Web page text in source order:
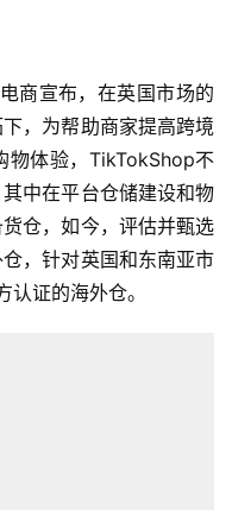
商宣布，在英国市场的
，为帮助商家提高跨境
物体验，TikTokShop不
中在平台仓储建设和物
仓，如今，评估并甄选
，针对英国和东南亚市
证的海外仓。